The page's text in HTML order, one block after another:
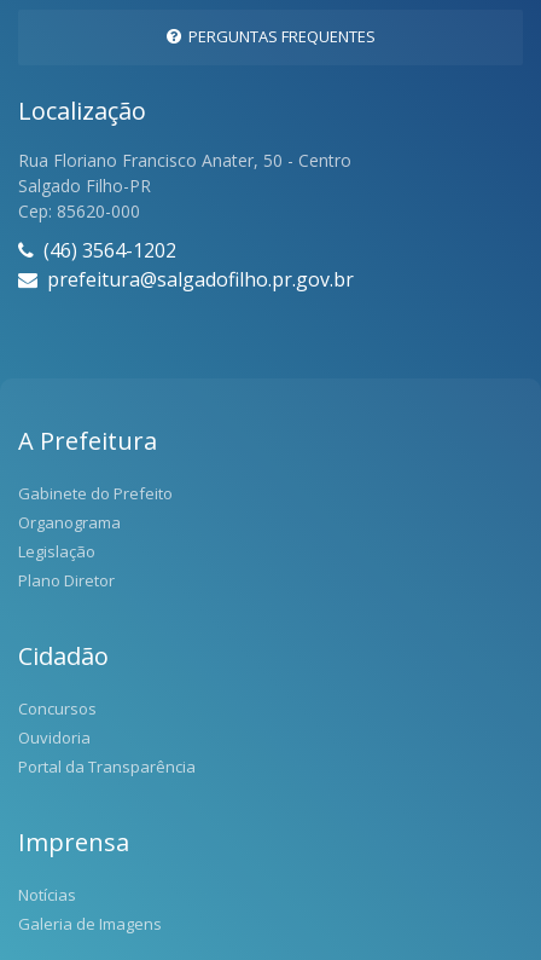
PERGUNTAS FREQUENTES
Localização
Rua Floriano Francisco Anater, 50 - Centro
Salgado Filho-PR
Cep: 85620-000
(46) 3564-1202
prefeitura@salgadofilho.pr.gov.br
A Prefeitura
Gabinete do Prefeito
Organograma
Legislação
Plano Diretor
Cidadão
Concursos
Ouvidoria
Portal da Transparência
Imprensa
Notícias
Galeria de Imagens